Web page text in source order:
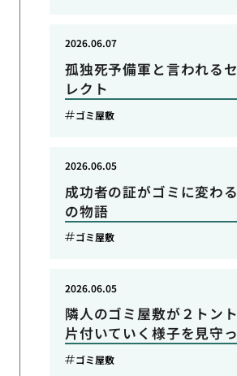
孤独死予備軍と言われる
レクト
2026.06.07
ゴミ屋敷
成功者の証がゴミに変わ
の物語
2026.06.05
ゴミ屋敷
隣人のゴミ屋敷が２トン
片付いていく様子を見守
2026.06.05
ゴミ屋敷